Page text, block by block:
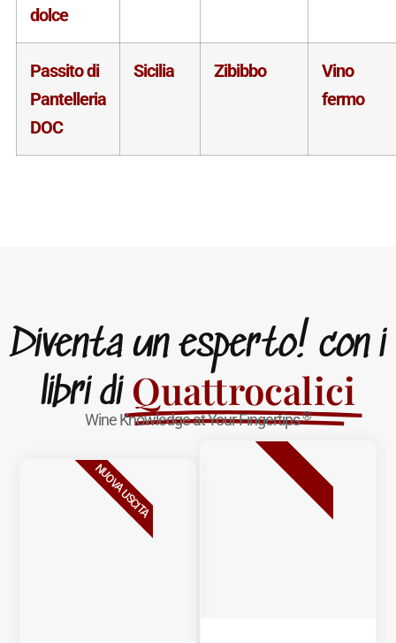
dolce
Passito di
Pantelleria
DOC
Sicilia Zibibbo
Vino
fermo
Diventa un esperto! con i
libri di Quattrocalici
Wine Knowledge at Your Fingertips®
NUOVA USCITA BESTSELLER